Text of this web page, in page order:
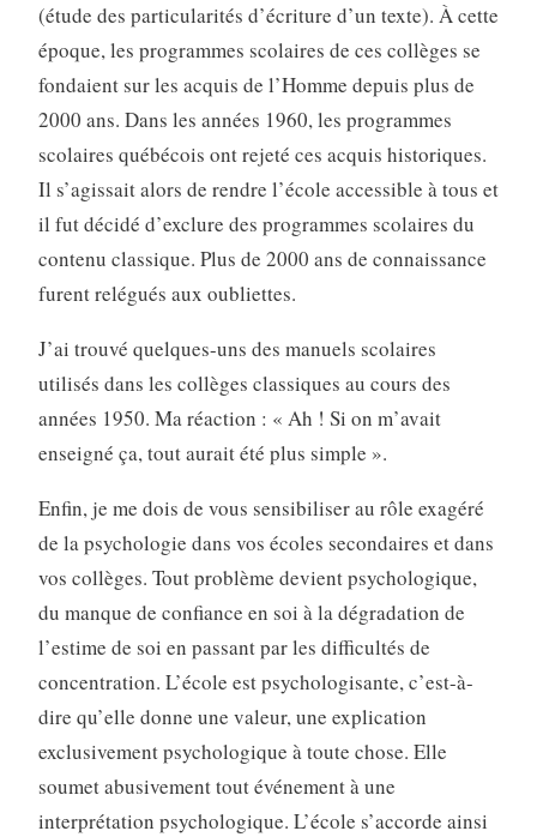
(étude des particularités d’écriture d’un texte). À cette
époque, les programmes scolaires de ces collèges se
fondaient sur les acquis de l’Homme depuis plus de
2000 ans. Dans les années 1960, les programmes
scolaires québécois ont rejeté ces acquis historiques.
Il s’agissait alors de rendre l’école accessible à tous et
il fut décidé d’exclure des programmes scolaires du
contenu classique. Plus de 2000 ans de connaissance
furent relégués aux oubliettes.
J’ai trouvé quelques-uns des manuels scolaires
utilisés dans les collèges classiques au cours des
années 1950. Ma réaction : « Ah ! Si on m’avait
enseigné ça, tout aurait été plus simple ».
Enfin, je me dois de vous sensibiliser au rôle exagéré
de la psychologie dans vos écoles secondaires et dans
vos collèges. Tout problème devient psychologique,
du manque de confiance en soi à la dégradation de
l’estime de soi en passant par les difficultés de
concentration. L’école est psychologisante, c’est-à-
dire qu’elle donne une valeur, une explication
exclusivement psychologique à toute chose. Elle
soumet abusivement tout événement à une
interprétation psychologique. L’école s’accorde ainsi